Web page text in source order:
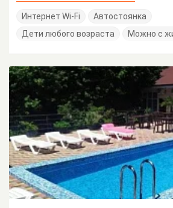
Интернет Wi-Fi
Автостоянка
Дети любого возраста
Можно с